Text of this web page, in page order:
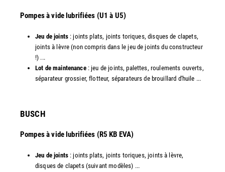
​Pompes à vide lubrifiées (U1 à U5)
Jeu de joints: joints plats, joints toriques, disques de clapets,
joints à lèvre (non compris dans le jeu de joints du constructeur
!) ...
Lot de maintenance: jeu de joints, palettes, roulements ouverts,
séparateur grossier, flotteur, séparateurs de brouillard d'huile ...
​BUSCH
Pompes à vide lubrifiées (R5 KB EVA)
Jeu de joints : joints plats, joints toriques, joints à lèvre,
disques de clapets (suivant modèles) ...